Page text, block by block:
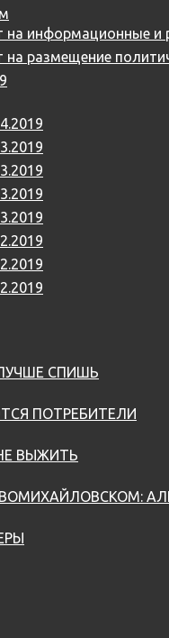
на информационные и
на размещение
СПИШЬ
ПОТРЕБИТЕЛИ
ВЫЖИТЬ